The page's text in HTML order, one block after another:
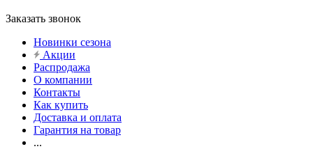
Заказать звонок
Новинки сезона
Акции
Распродажа
О компании
Контакты
Как купить
Доставка и оплата
Гарантия на товар
...